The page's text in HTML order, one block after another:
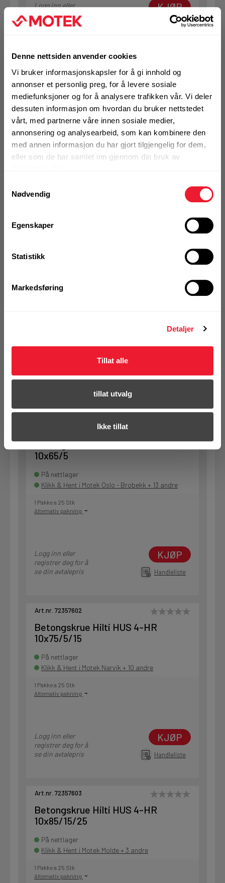
Denne nettsiden anvender cookies
Vi bruker informasjonskapsler for å gi innhold og
annonser et personlig preg, for å levere sosiale
mediefunksjoner og for å analysere trafikken vår. Vi deler
dessuten informasjon om hvordan du bruker nettstedet
vårt, med partnerne våre innen sosiale medier,
annonsering og analysearbeid, som kan kombinere den
med annen informasjon du har gjort tilgjengelig for dem,
eller som de har samlet inn gjennom din bruk av
Nødvendig
Egenskaper
Statistikk
Markedsføring
Detaljer
Tillat alle
tillat utvalg
Ikke tillat
Logg inn eller
registrer deg for å
se din avtalepris
KJØP
Handleliste
Betongskrue Hilti HUS 4-HR
8x95/15/35/45
På nettlager
Klikk & Hent i Motek Oslo - Brobekk + 8 andre
1 Pakke a 25 Stk
Alternativ pakning
registrer deg for å
Betongskrue Hilti HUS 4-HR
På nettlager
registrer deg for å
Betongskrue Hilti HUS 4-HR
10x65/5
På nettlager
Klikk & Hent i Motek Oslo - Brobekk + 13 andre
1 Pakke a 25 Stk
Alternativ pakning
Logg inn eller
registrer deg for å
se din avtalepris
KJØP
Handleliste
Art.nr. 72357602
Betongskrue Hilti HUS 4-HR
10x75/5/15
På nettlager
Klikk & Hent i Motek Narvik + 10 andre
1 Pakke a 25 Stk
Alternativ pakning
Logg inn eller
registrer deg for å
se din avtalepris
KJØP
Handleliste
Art.nr. 72357603
Betongskrue Hilti HUS 4-HR
10x85/15/25
På nettlager
Klikk & Hent i Motek Molde + 3 andre
1 Pakke a 25 Stk
Alternativ pakning